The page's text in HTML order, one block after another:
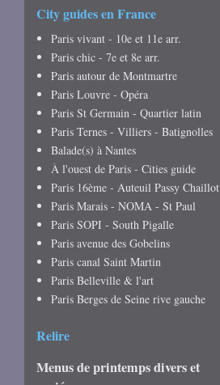
City guides en France
Paris vivant - 10e et 11e arr.
Paris chic - 7e et 8e arr.
Paris autour de Montmartre
Paris Louvre - Opéra
Paris St Germain - Quartier latin
Paris Ternes - Villiers - Batignolles
Balade(s) à Nantes
À l'ouest de Paris - Cities guide
Paris 16ème - Auteuil Passy Chaillot
Paris Marais - NOMA - St Paul
Paris SOPI - South Pigalle
Paris avenue des Gobelins
Paris canal Saint Martin
Paris Belleville & l'art
Paris Berges de Seine rive gauche
Relire
Menus de printemps divers et